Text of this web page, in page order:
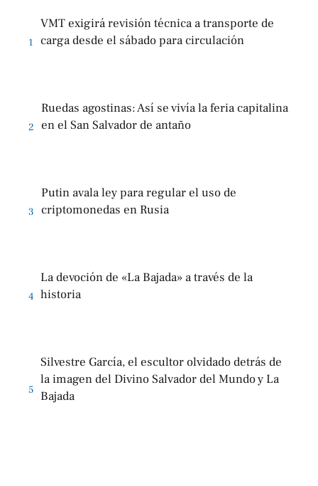
1
VMT exigirá revisión técnica a transporte de
carga desde el sábado para circulación
2
Ruedas agostinas: Así se vivía la feria capitalina
en el San Salvador de antaño
3
Putin avala ley para regular el uso de
criptomonedas en Rusia
4
La devoción de «La Bajada» a través de la
historia
5
Silvestre García, el escultor olvidado detrás de
la imagen del Divino Salvador del Mundo y La
Bajada